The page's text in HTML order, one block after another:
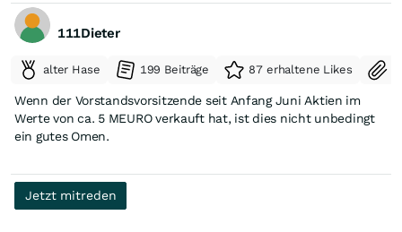
111Dieter
alter Hase 199 Beiträge 87 erhaltene Likes
Wenn der Vorstandsvorsitzende seit Anfang Juni Aktien im
Werte von ca. 5 MEURO verkauft hat, ist dies nicht unbedingt
ein gutes Omen.
Jetzt mitreden